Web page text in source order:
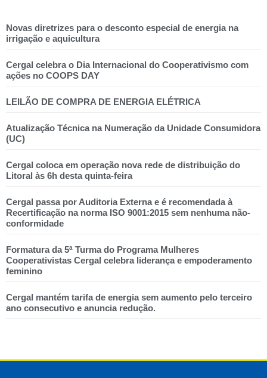
Novas diretrizes para o desconto especial de energia na
irrigação e aquicultura
Cergal celebra o Dia Internacional do Cooperativismo com
ações no COOPS DAY
LEILÃO DE COMPRA DE ENERGIA ELÉTRICA
Atualização Técnica na Numeração da Unidade Consumidora
(UC)
Cergal coloca em operação nova rede de distribuição do
Litoral às 6h desta quinta-feira
Cergal passa por Auditoria Externa e é recomendada à
Recertificação na norma ISO 9001:2015 sem nenhuma não-
conformidade
Formatura da 5ª Turma do Programa Mulheres
Cooperativistas Cergal celebra liderança e empoderamento
feminino
Cergal mantém tarifa de energia sem aumento pelo terceiro
ano consecutivo e anuncia redução.